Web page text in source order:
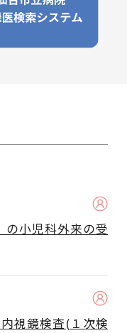
の小児科外来の受
視鏡検査(１次検